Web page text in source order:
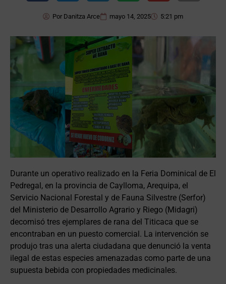
Por Danitza Arce mayo 14, 2025 5:21 pm
Durante un operativo realizado en la Feria Dominical de El
Pedregal, en la provincia de Caylloma, Arequipa, el
Servicio Nacional Forestal y de Fauna Silvestre (Serfor)
del Ministerio de Desarrollo Agrario y Riego (Midagri)
decomisó tres ejemplares de rana del Titicaca que se
encontraban en un puesto comercial. La intervención se
produjo tras una alerta ciudadana que denunció la venta
ilegal de estas especies amenazadas como parte de una
supuesta bebida con propiedades medicinales.